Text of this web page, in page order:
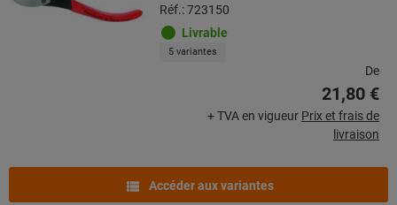
Réf.: 723150
Livrable
5 variantes
De
21,80 €
+ TVA en vigueur Prix et frais de
livraison
Accéder aux variantes